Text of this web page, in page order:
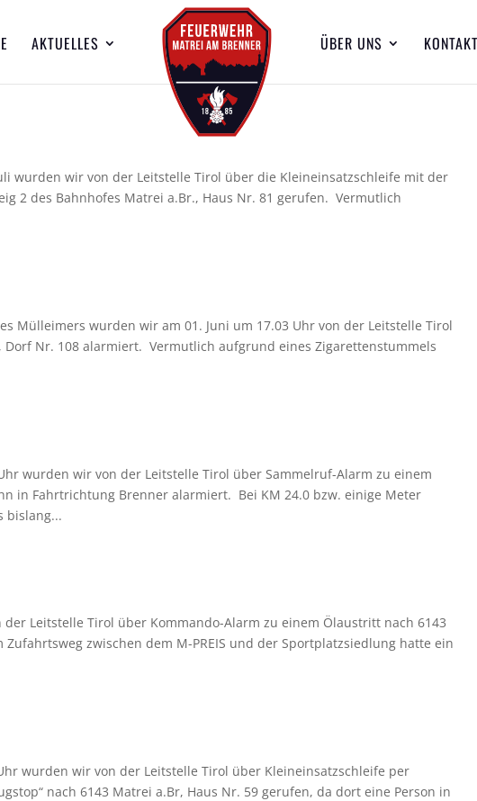
AKTUELLES ÜBER UNS KONTAKT
wurden wir von der Leitstelle Tirol über die Kleineinsatzschleife mit der
2 des Bahnhofes Matrei a.Br., Haus Nr. 81 gerufen. Vermutlich
Mülleimers wurden wir am 01. Juni um 17.03 Uhr von der Leitstelle Tirol
Nr. 108 alarmiert. Vermutlich aufgrund eines Zigarettenstummels
wurden wir von der Leitstelle Tirol über Sammelruf-Alarm zu einem
in Fahrtrichtung Brenner alarmiert. Bei KM 24.0 bzw. einige Meter
bislang...
Leitstelle Tirol über Kommando-Alarm zu einem Ölaustritt nach 6143
zwischen dem M-PREIS und der Sportplatzsiedlung hatte ein
wurden wir von der Leitstelle Tirol über Kleineinsatzschleife per
nach 6143 Matrei a.Br, Haus Nr. 59 gerufen, da dort eine Person in